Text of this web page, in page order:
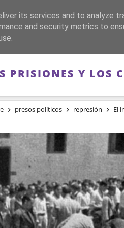
FRANQUISMO GUERRA
PRISIONES Y LOS
presos políticos represión El
its services and to analyze
and security metrics to